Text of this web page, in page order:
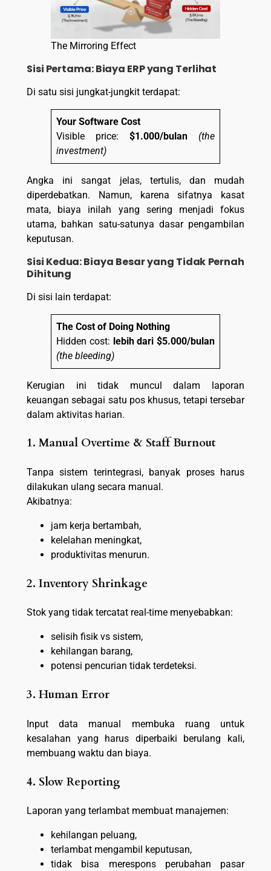
The Mirroring Effect
Sisi Pertama: Biaya ERP yang Terlihat
Di satu sisi jungkat-jungkit terdapat:
Your Software Cost
Visible price: $1.000/bulan
(the
investment)
Angka ini sangat jelas, tertulis, dan mudah
diperdebatkan. Namun, karena sifatnya kasat
mata, biaya inilah yang sering menjadi fokus
utama, bahkan satu-satunya dasar pengambilan
keputusan.
Sisi Kedua: Biaya Besar yang Tidak Pernah
Dihitung
Di sisi lain terdapat:
The Cost of Doing Nothing
Hidden cost: lebih dari $5.000/bulan
(the bleeding)
Kerugian ini tidak muncul dalam laporan
keuangan sebagai satu pos khusus, tetapi tersebar
dalam aktivitas harian.
1. Manual Overtime & Staff Burnout
Tanpa sistem terintegrasi, banyak proses harus
dilakukan ulang secara manual.
Akibatnya:
jam kerja bertambah,
kelelahan meningkat,
produktivitas menurun.
2. Inventory Shrinkage
Stok yang tidak tercatat real-time menyebabkan:
selisih fisik vs sistem,
kehilangan barang,
potensi pencurian tidak terdeteksi.
3. Human Error
Input data manual membuka ruang untuk
kesalahan yang harus diperbaiki berulang kali,
membuang waktu dan biaya.
4. Slow Reporting
Laporan yang terlambat membuat manajemen:
kehilangan peluang,
terlambat mengambil keputusan,
tidak bisa merespons perubahan pasar